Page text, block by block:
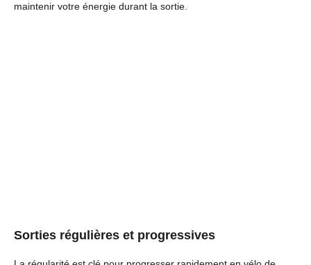
maintenir votre énergie durant la sortie.
Sorties régulières et progressives